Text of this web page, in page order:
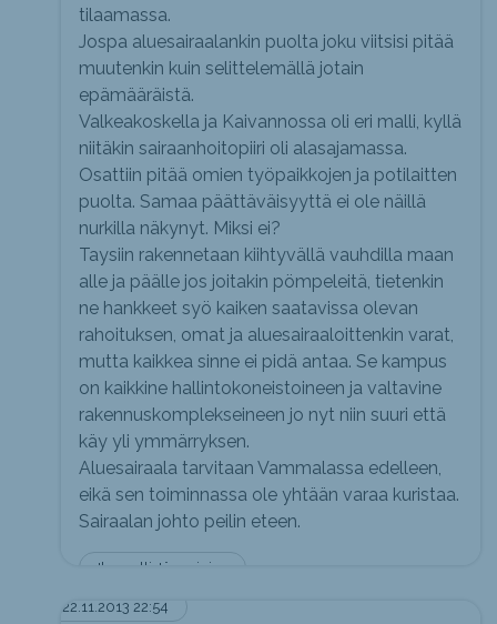
tilaamassa.
Jospa aluesairaalankin puolta joku viitsisi pitää
muutenkin kuin selittelemällä jotain
epämääräistä.
Valkeakoskella ja Kaivannossa oli eri malli, kyllä
niitäkin sairaanhoitopiiri oli alasajamassa.
Osattiin pitää omien työpaikkojen ja potilaitten
puolta. Samaa päättäväisyyttä ei ole näillä
nurkilla näkynyt. Miksi ei?
Taysiin rakennetaan kiihtyvällä vauhdilla maan
alle ja päälle jos joitakin pömpeleitä, tietenkin
ne hankkeet syö kaiken saatavissa olevan
rahoituksen, omat ja aluesairaaloittenkin varat,
mutta kaikkea sinne ei pidä antaa. Se kampus
on kaikkine hallintokoneistoineen ja valtavine
rakennuskomplekseineen jo nyt niin suuri että
käy yli ymmärryksen.
Aluesairaala tarvitaan Vammalassa edelleen,
eikä sen toiminnassa ole yhtään varaa kuristaa.
Sairaalan johto peilin eteen.
22.11.2013 22:54